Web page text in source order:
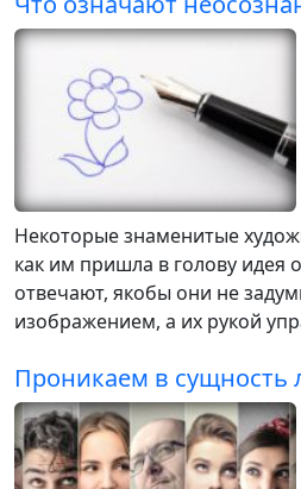
Некоторые знаменитые
как им пришла в голову идея
отвечают, якобы они не
изображением, а их рукой
Проникаем в сущность